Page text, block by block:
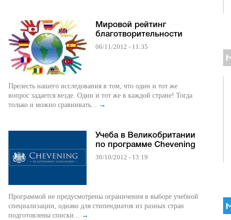
Мировой рейтинг
благотворительности
06/11/2012 - 11:35
Прелесть нашего исследования в том, что один и тот же
вопрос задается везде. Один и тот же в каждой стране! Тогда
только и можно сравнивать... →
Учеба в Великобритании
по программе Chevening
30/10/2012 - 13:19
Программой не предусмотрены ограничения в выборе учебной
специализации, однако для стипендиатов из разных стран
подготовлены списки... →